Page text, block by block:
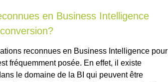
en Business Intelligence
reconnues en Business Intelligence pour
fréquemment posée. En effet, il existe
le domaine de la BI qui peuvent être